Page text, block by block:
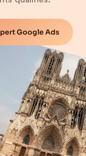
Google Ads